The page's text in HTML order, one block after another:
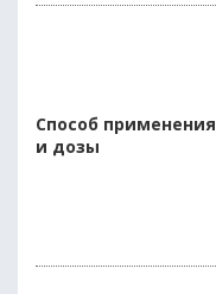
Способ применения
и дозы